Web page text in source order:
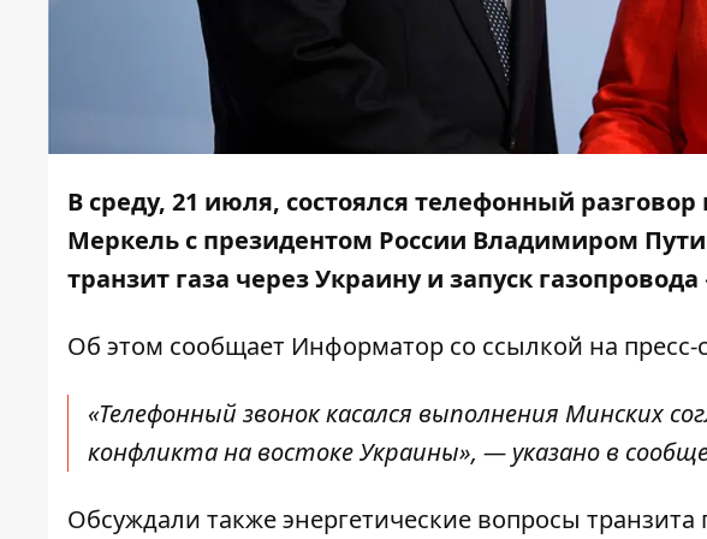
В среду, 21 июля, состоялся телефонный
Меркель с президентом России Владимиром
транзит газа через Украину и запуск
Об этом сообщает Информатор со ссылкой на
«Телефонный звонок касался выполнения Минских
конфликта на востоке Украины», — указано в
Обсуждали также энергетические вопросы транзита